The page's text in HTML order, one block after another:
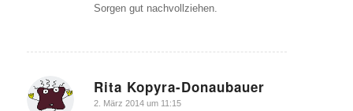
Sorgen gut nachvollziehen.
Rita Kopyra-Donaubauer
sagte:
2. März 2014 um 11:15